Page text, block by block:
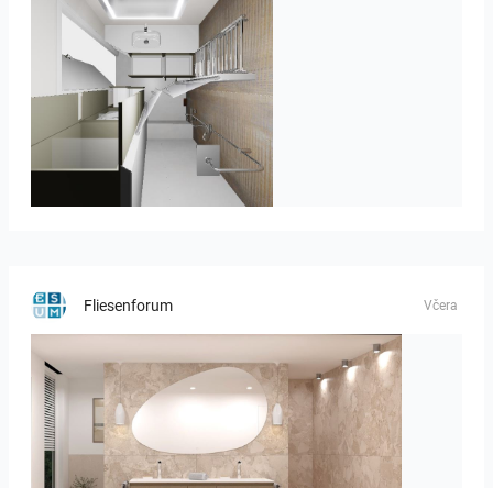
JEGOUX-PASSER
Fliesenforum Včera